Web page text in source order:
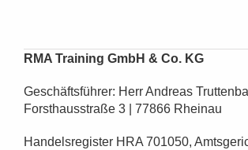
RMA Training GmbH & Co. KG
Geschäftsführer: Herr Andreas
Forsthausstraße 3 | 77866 Rheinau
Handelsregister HRA 701050,